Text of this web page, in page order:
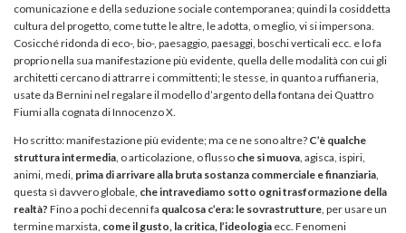
comunicazione e della seduzione sociale contemporanea; quindi la cosiddetta
cultura del progetto, come tutte le altre, le adotta, o meglio, vi si impersona.
Cosicché ridonda di eco-, bio-, paesaggio, paesaggi, boschi verticali ecc. e lo fa
proprio nella sua manifestazione più evidente, quella delle modalità con cui gli
architetti cercano di attrarre i committenti; le stesse, in quanto a ruffianeria,
usate da Bernini nel regalare il modello d’argento della fontana dei Quattro
Fiumi alla cognata di Innocenzo X.
Ho scritto: manifestazione più evidente; ma ce ne sono altre? C’è qualche
struttura intermedia , o articolazione, o flusso che si muova , agisca, ispiri,
animi, medi, prima di arrivare alla bruta sostanza commerciale e finanziaria
questa sì davvero globale, che intravediamo sotto ogni trasformazione della
realtà? Fino a pochi decenni fa qualcosa c’era: le sovrastrutture , per usare un
termine marxista, come il gusto, la critica, l’ideologia ecc. Fenomeni